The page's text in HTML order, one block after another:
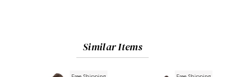
Similar Items